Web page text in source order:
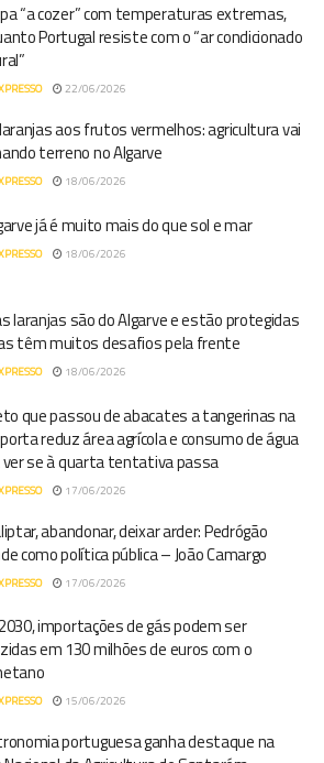
“a cozer” com temperaturas extremas,
Portugal resiste com o “ar condicionado
22/06/2026
aos frutos vermelhos: agricultura vai
terreno no Algarve
18/06/2026
já é muito mais do que sol e mar
18/06/2026
laranjas são do Algarve e estão protegidas
têm muitos desafios pela frente
18/06/2026
que passou de abacates a tangerinas na
reduz área agrícola e consumo de água
ver se à quarta tentativa passa
17/06/2026
abandonar, deixar arder: Pedrógão
como política pública – João Camargo
17/06/2026
importações de gás podem ser
em 130 milhões de euros com o
15/06/2026
portuguesa ganha destaque na